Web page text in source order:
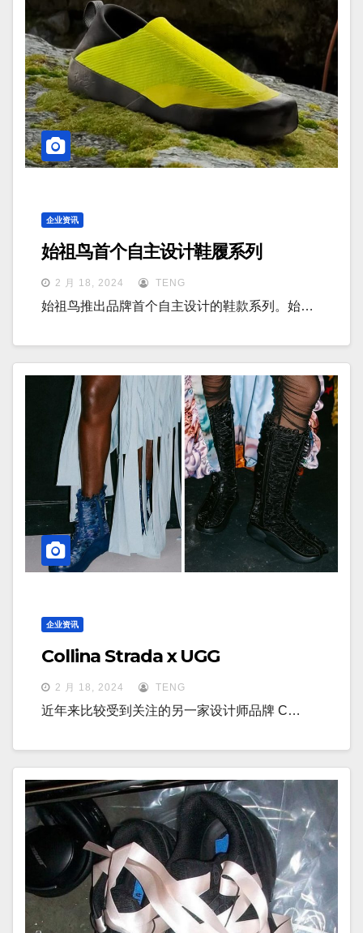
企业资讯
始祖鸟首个自主设计鞋履系列
2 月 18, 2024 TENG
始祖鸟推出品牌首个自主设计的鞋款系列。始…
企业资讯
Collina Strada x UGG
2 月 18, 2024 TENG
近年来比较受到关注的另一家设计师品牌 C…